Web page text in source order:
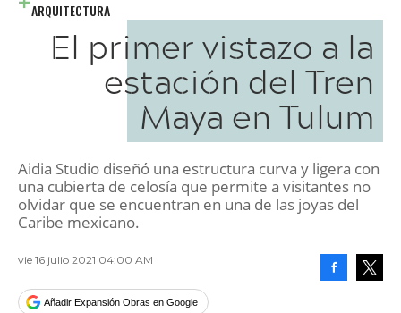
ARQUITECTURA
El primer vistazo a la
estación del Tren
Maya en Tulum
Aidia Studio diseñó una estructura curva y ligera con
una cubierta de celosía que permite a visitantes no
olvidar que se encuentran en una de las joyas del
Caribe mexicano.
vie 16 julio 2021 04:00 AM
Añadir Expansión Obras en Google